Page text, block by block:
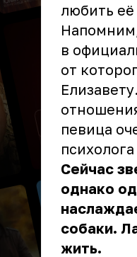
любить
в
от
певица
Сейчас
однако
собаки.
жить.